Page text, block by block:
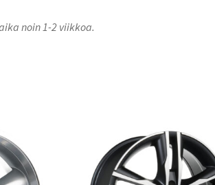
noin 1-2 viikkoa.